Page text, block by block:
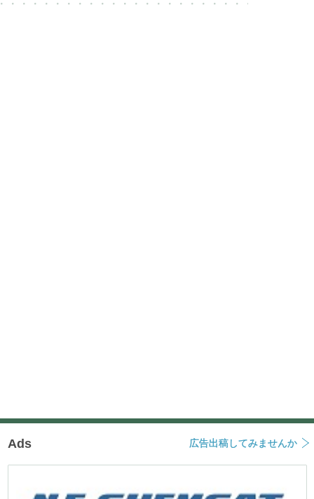
Ads 広告出稿してみませんか